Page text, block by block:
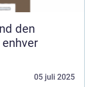
den
05 juli 2025